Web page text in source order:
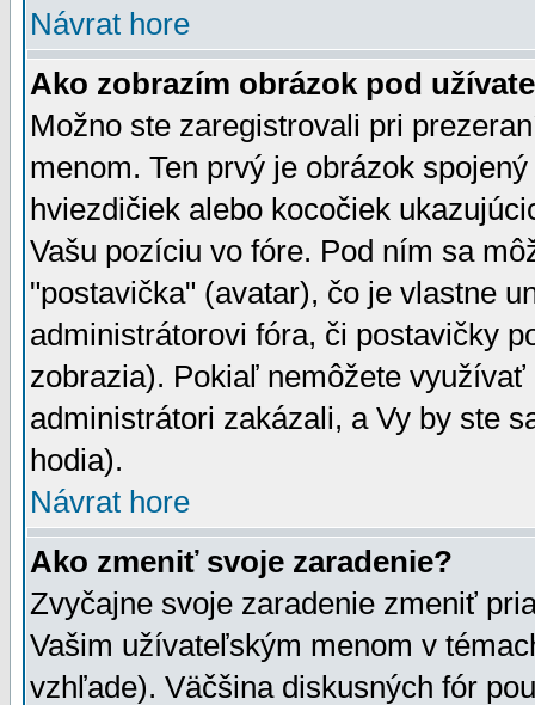
Návrat hore
Ako zobrazím obrázok pod
Možno ste zaregistrovali pri
menom. Ten prvý je obrázok
hviezdičiek alebo kocočiek
Vašu pozíciu vo fóre. Pod ním sa
"postavička" (avatar), čo je vlastne
administrátorovi fóra, či postavičky
zobrazia). Pokiaľ nemôžete
administrátori zakázali, a Vy by ste
hodia).
Návrat hore
Ako zmeniť svoje zaradenie?
Zvyčajne svoje zaradenie zmeniť
Vašim užívateľským menom v
vzhľade). Väčšina diskusných fór